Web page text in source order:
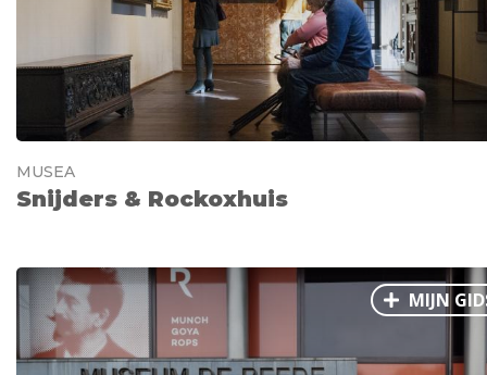
MUSEA
Snijders & Rockoxhuis
MIJN